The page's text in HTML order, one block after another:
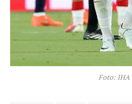
Foto: IHA